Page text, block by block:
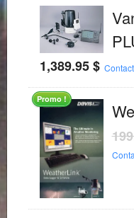
1,389.95$
Promo !